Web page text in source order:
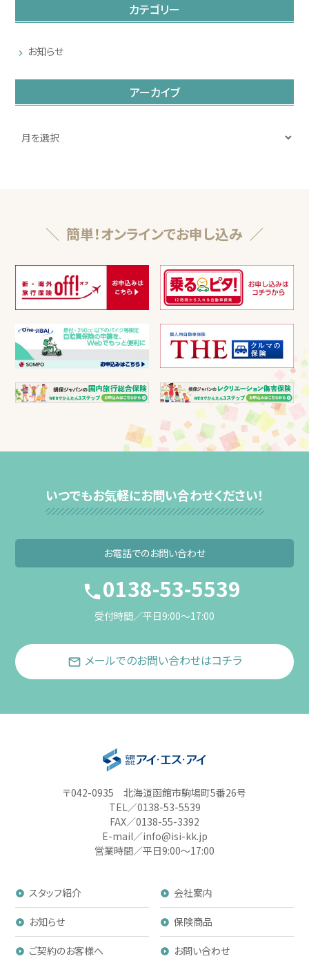
カテゴリー
お知らせ
アーカイブ
簡単！オンラインでお申し込み
いつでもお気軽にお問い合わせください！
お電話でのお問い合わせ
0138-53-5539
受付時間／平日9:00〜17:00
メールでのお問い合わせはコチラ
〒042-0935 北海道函館市駒場町5番26号
TEL／0138-53-5539
FAX／0138-55-3392
E-mail／info@isi-kk.jp
営業時間／平日9:00〜17:00
スタッフ紹介 会社案内
お知らせ 保険商品
ご契約のお客様へ お問い合わせ